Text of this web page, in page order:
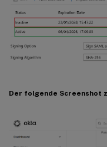
Der folgende Screenshot